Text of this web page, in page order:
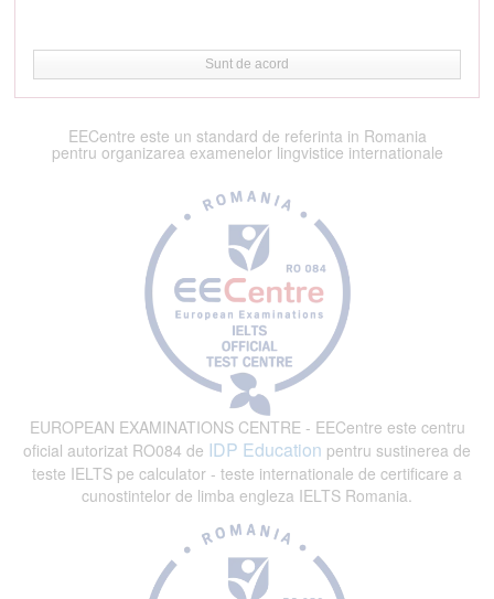
Sunt de acord
EECentre este un standard de referinta in Romania
pentru organizarea examenelor lingvistice internationale
EUROPEAN EXAMINATIONS CENTRE - EECentre este centru
oficial autorizat RO084 de IDP Education pentru sustinerea de
teste IELTS pe calculator - teste internationale de certificare a
cunostintelor de limba engleza IELTS Romania.